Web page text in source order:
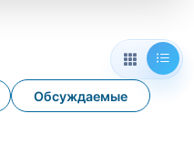
Обсуждаемые